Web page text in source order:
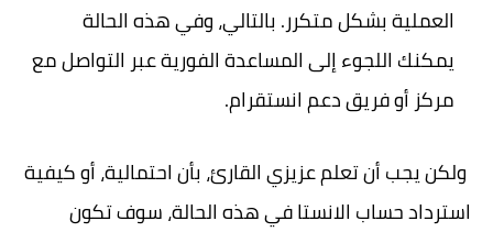
العملية بشكل متكرر. بالتالي، وفي هذه الحالة
يمكنك اللجوء إلى المساعدة الفورية عبر التواصل مع
مركز أو فريق دعم انستقرام.
ولكن يجب أن تعلم عزيزي القارئ، بأن احتمالية، أو كيفية
استرداد حساب الانستا في هذه الحالة، سوف تكون